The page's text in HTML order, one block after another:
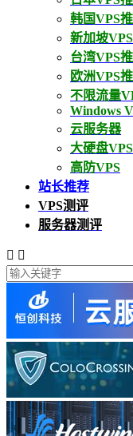
韩国VPS
新加坡VPS
台湾VPS
欧洲VPS
不限流量
Windows
云服务器
大硬盘VPS
高防VPS
站长推荐
VPS测评
服务器测评
 